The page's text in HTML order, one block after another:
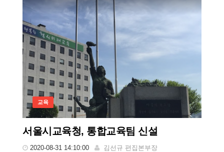
교육
서울시교육청, 통합교육팀 신설
2020-08-31 14:10:00 김선규 편집본부장